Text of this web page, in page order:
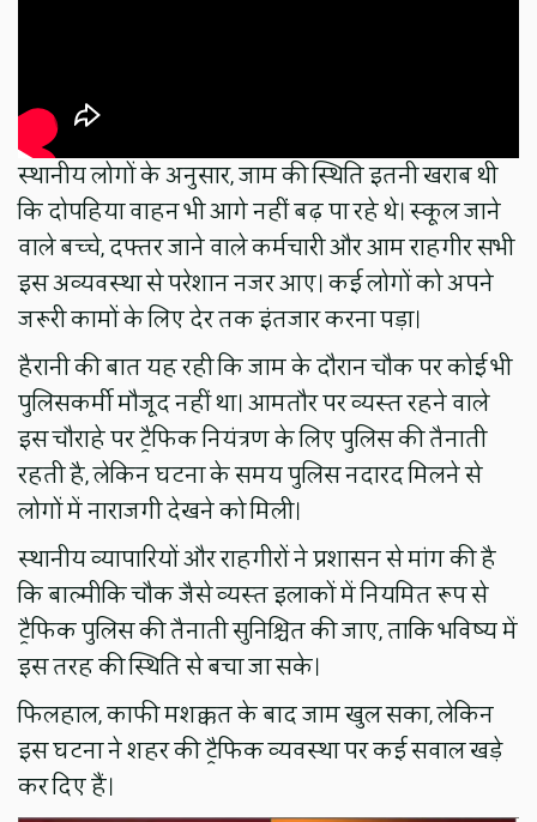
स्थानीय लोगों के अनुसार, जाम की स्थिति इतनी खराब थी
कि दोपहिया वाहन भी आगे नहीं बढ़ पा रहे थे। स्कूल जाने
वाले बच्चे, दफ्तर जाने वाले कर्मचारी और आम राहगीर सभी
इस अव्यवस्था से परेशान नजर आए। कई लोगों को अपने
जरूरी कामों के लिए देर तक इंतजार करना पड़ा।
हैरानी की बात यह रही कि जाम के दौरान चौक पर कोई भी
पुलिसकर्मी मौजूद नहीं था। आमतौर पर व्यस्त रहने वाले
इस चौराहे पर ट्रैफिक नियंत्रण के लिए पुलिस की तैनाती
रहती है, लेकिन घटना के समय पुलिस नदारद मिलने से
लोगों में नाराजगी देखने को मिली।
स्थानीय व्यापारियों और राहगीरों ने प्रशासन से मांग की है
कि बाल्मीकि चौक जैसे व्यस्त इलाकों में नियमित रूप से
ट्रैफिक पुलिस की तैनाती सुनिश्चित की जाए, ताकि भविष्य में
इस तरह की स्थिति से बचा जा सके।
फिलहाल, काफी मशक्कत के बाद जाम खुल सका, लेकिन
इस घटना ने शहर की ट्रैफिक व्यवस्था पर कई सवाल खड़े
कर दिए हैं।